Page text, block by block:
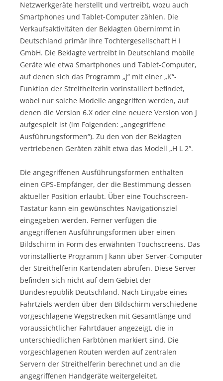
Netzwerkgeräte herstellt und vertreibt, wozu auch
Smartphones und Tablet-Computer zählen. Die
Verkaufsaktivitäten der Beklagten übernimmt in
Deutschland primär ihre Tochtergesellschaft H I
GmbH. Die Beklagte vertreibt in Deutschland mobile
Geräte wie etwa Smartphones und Tablet-Computer,
auf denen sich das Programm „J“ mit einer „K“-
Funktion der Streithelferin vorinstalliert befindet,
wobei nur solche Modelle angegriffen werden, auf
denen die Version 6.X oder eine neuere Version von J
aufgespielt ist (im Folgenden: „angegriffene
Ausführungsformen“). Zu den von der Beklagten
vertriebenen Geräten zählt etwa das Modell „H L 2“.
Die angegriffenen Ausführungsformen enthalten
einen GPS-Empfänger, der die Bestimmung dessen
aktueller Position erlaubt. Über eine Touchscreen-
Tastatur kann ein gewünschtes Navigationsziel
eingegeben werden. Ferner verfügen die
angegriffenen Ausführungsformen über einen
Bildschirm in Form des erwähnten Touchscreens. Das
vorinstallierte Programm J kann über Server-Computer
der Streithelferin Kartendaten abrufen. Diese Server
befinden sich nicht auf dem Gebiet der
Bundesrepublik Deutschland. Nach Eingabe eines
Fahrtziels werden über den Bildschirm verschiedene
vorgeschlagene Wegstrecken mit Gesamtlänge und
voraussichtlicher Fahrtdauer angezeigt, die in
unterschiedlichen Farbtönen markiert sind. Die
vorgeschlagenen Routen werden auf zentralen
Servern der Streithelferin berechnet und an die
angegriffenen Handgeräte weitergeleitet.